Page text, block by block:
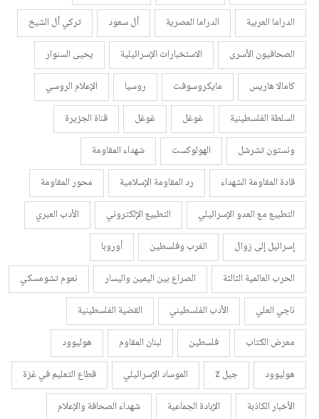
الدراما العربية
الدراما المصرية أل سعود
تركي أل الشيخ
الصحافيون الأسرى
الاستخبارات الإسرائيلية
يحيى السنوار
كامالا هاريس
مايكروسوفت روسيا
الإعلام الروسي
السلطة الفلسطينية
غوغل غوغل
قناة الجزيرة
ونستون تشرشل
الهولوكست
شهداء المقاومة
قادة المقاومة الشهداء
رد المقاومة الإسلامية
محور المقاومة
التطبيع مع العدو الإسرائيلي
التطبيع الإلكتروني
الأدب العبري
إسرائيل إلى زوال
الغرب وفلسطين
أوروبا
الحرب العالمية الثالثة
الصراع بين اليمين واليسار
نعوم تشومسكي
ناجي العلي
الأدب الفلسطيني
القضية الفلسطينية
معرض الكتاب
فلسطين لبنان المقاوم
هوليوود
هوليوود
جيل z الموساد الإسرائيلي
قطاع التعليم في غزة
الأخبار الكاذبة
الإبادة الجماعية
شهداء الصحافة والإعلام